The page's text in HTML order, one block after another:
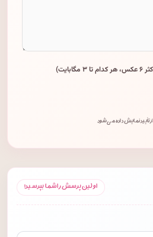
تأیید نمایش داده می‌شود.
اولین پرسش را شما بپرسید!